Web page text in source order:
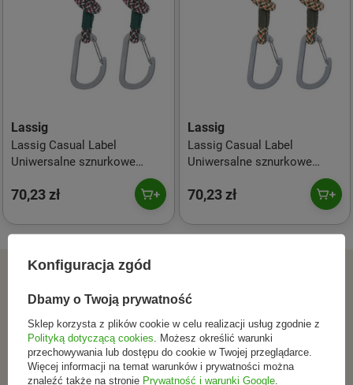
Lassig
Lassig Casual Label
Uniwersalne sznurkowe
zaczepy do torby do wózka 2
szt. green lavender
70,23 zł
Lassig
Lassig Casual Label
Uniwersalne sznurkowe
zaczepy do torby do wózka 2
szt. olive red
70,23 zł
ZAPISZ SIĘ DO NEWSLETTERA
Dołącz do tych, którzy
wybierają świadomie.
Konfiguracja zgód
Dbamy o Twoją prywatność
Sklep korzysta z plików cookie w celu realizacji usług zgodnie z
Polityką dotyczącą cookies . Możesz określić warunki
przechowywania lub dostępu do cookie w Twojej przeglądarce.
Więcej informacji na temat warunków i prywatności można
znaleźć także na stronie Prywatność i warunki Google